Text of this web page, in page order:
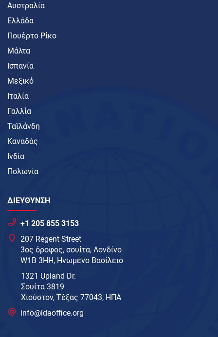
Αυστραλία
Ελλάδα
Πουέρτο Ρίκο
Μάλτα
Ισπανία
Μεξικό
Ιταλία
Γαλλία
Ταϊλάνδη
Καναδάς
Ινδία
Πολωνία
ΔΙΕΥΘΥΝΣΗ
+1 205 855 3153
207 Regent Street
3ος όροφος, σουίτα, Λονδίνο
W1B 3HH, Ηνωμένο Βασίλειο
1321 Upland Dr.
Σουίτα 3819
Χιούστον, Τέξας 77043, ΗΠΑ
info@idaoffice.org